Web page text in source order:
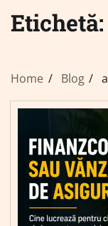
Etichetă:
Home Blog